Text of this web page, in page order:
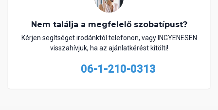
Nem találja a megfelelő szobatípust?
Kérjen segítséget irodánktól telefonon, vagy INGYENESEN
visszahívjuk, ha az ajánlatkérést kitölti!
06-1-210-0313